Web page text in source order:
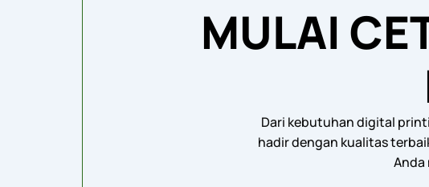
MULAI
Dari kebutuhan digital
hadir dengan kualitas
Anda